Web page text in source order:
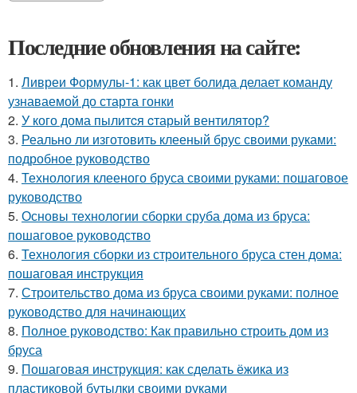
Последние обновления на сайте:
1. Ливреи Формулы-1: как цвет болида делает команду
узнаваемой до старта гонки
2. У кого дома пылитcя cтарый вентилятор?
3. Реально ли изготовить клееный брус своими руками:
подробное руководство
4. Технология клееного бруса своими руками: пошаговое
руководство
5. Основы технологии сборки сруба дома из бруса:
пошаговое руководство
6. Технология сборки из строительного бруса стен дома:
пошаговая инструкция
7. Строительство дома из бруса своими руками: полное
руководство для начинающих
8. Полное руководство: Как правильно строить дом из
бруса
9. Пошаговая инструкция: как сделать ёжика из
пластиковой бутылки своими руками